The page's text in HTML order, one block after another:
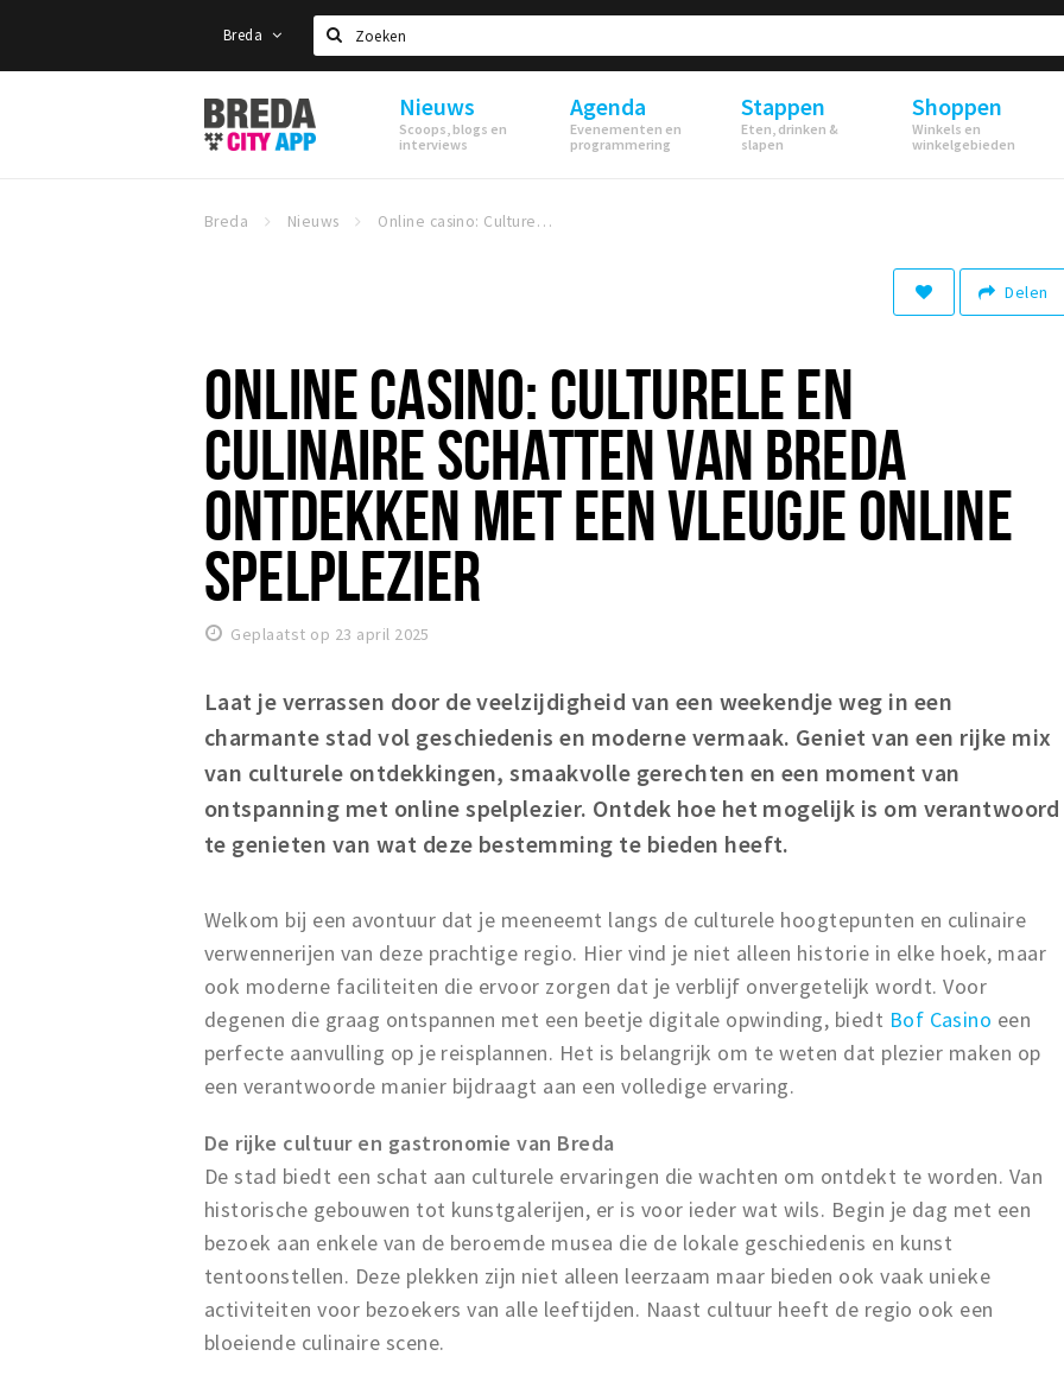
Breda
Zoeken
Stappen
&
Shoppen
Nieuws
Scoops, blogs en
interviews
Agenda
Evenementen en
programmering
Stappen
Eten, drinken &
slapen
Shoppen
Winkels en
winkelgebieden
Breda Nieuws Online casino: Culturele en culinaire schatten van Breda ontdekken met een vleugje online spelplezier
Delen
ONLINE CASINO: CULTURELE EN
CULINAIRE SCHATTEN VAN BREDA
ONTDEKKEN MET EEN VLEUGJE ONLINE
SPELPLEZIER
Geplaatst op 23 april 2025
Laat je verrassen door de veelzijdigheid van een weekendje weg in een
charmante stad vol geschiedenis en moderne vermaak. Geniet van een rijke mix
van culturele ontdekkingen, smaakvolle gerechten en een moment van
ontspanning met online spelplezier. Ontdek hoe het mogelijk is om verantwoord
te genieten van wat deze bestemming te bieden heeft.
Welkom bij een avontuur dat je meeneemt langs de culturele hoogtepunten en culinaire
verwennerijen van deze prachtige regio. Hier vind je niet alleen historie in elke hoek, maar
ook moderne faciliteiten die ervoor zorgen dat je verblijf onvergetelijk wordt. Voor
degenen die graag ontspannen met een beetje digitale opwinding, biedt Bof Casino een
perfecte aanvulling op je reisplannen. Het is belangrijk om te weten dat plezier maken op
een verantwoorde manier bijdraagt aan een volledige ervaring.
De rijke cultuur en gastronomie van Breda
De stad biedt een schat aan culturele ervaringen die wachten om ontdekt te worden. Van
historische gebouwen tot kunstgalerijen, er is voor ieder wat wils. Begin je dag met een
bezoek aan enkele van de beroemde musea die de lokale geschiedenis en kunst
tentoonstellen. Deze plekken zijn niet alleen leerzaam maar bieden ook vaak unieke
activiteiten voor bezoekers van alle leeftijden. Naast cultuur heeft de regio ook een
bloeiende culinaire scene.